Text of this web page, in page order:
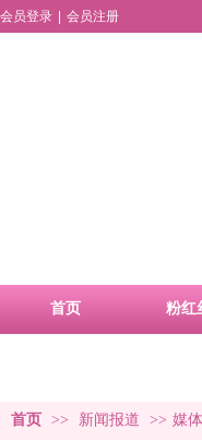
会员登录 会员注册
首页 粉红
首页 >> 新闻报道 >> 媒